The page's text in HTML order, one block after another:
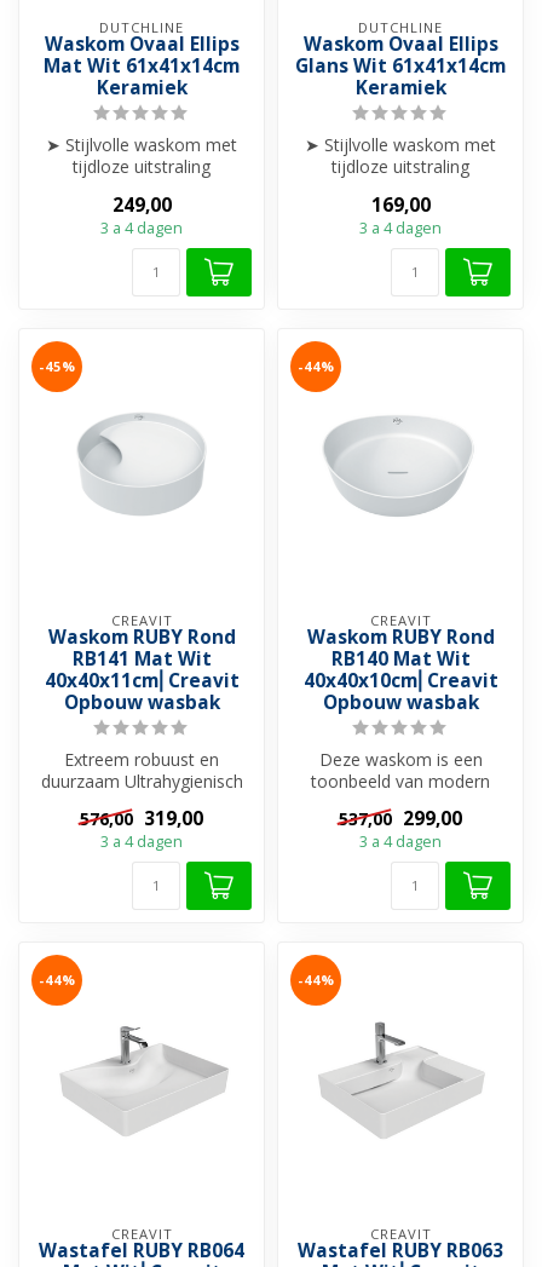
DUTCHLINE
Waskom Ovaal Ellips
Mat Wit 61x41x14cm
Keramiek
➤ Stijlvolle waskom met
tijdloze uitstraling
comfort én ...
249,00
3 a 4 dagen
DUTCHLINE
Waskom Ovaal Ellips
Glans Wit 61x41x14cm
Keramiek
➤ Stijlvolle waskom met
tijdloze uitstraling
comfort én ...
169,00
3 a 4 dagen
-45%
CREAVIT
Waskom RUBY Rond
RB141 Mat Wit
40x40x11cm⎢Creavit
Opbouw wasbak
Extreem robuust en
duurzaam Ultrahygienisch
gesloten oppe...
576,00 319,00
3 a 4 dagen
-44%
CREAVIT
Waskom RUBY Rond
RB140 Mat Wit
40x40x10cm⎢Creavit
Opbouw wasbak
Deze waskom is een
toonbeeld van modern
ronde, zachte silhou...
537,00 299,00
3 a 4 dagen
-44%
CREAVIT
Wastafel RUBY RB064
-44%
CREAVIT
Wastafel RUBY RB063